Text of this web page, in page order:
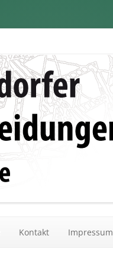
Kontakt Impressum